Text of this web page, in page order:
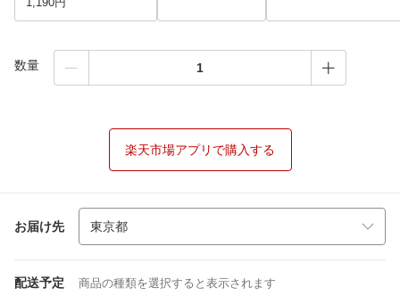
数量
楽天市場アプリで購入する
お届け先
配送予定 商品の種類を選択すると表示されます